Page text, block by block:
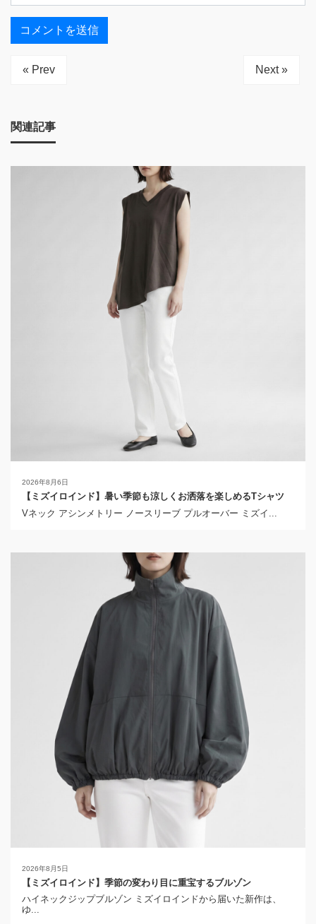
« Prev Next »
関連記事
2026年8月6日
【ミズイロインド】暑い季節も涼しくお洒落を楽しめるTシャツ
Vネック アシンメトリー ノースリーブ プルオーバー ミズイ...
2026年8月5日
【ミズイロインド】季節の変わり目に重宝するブルゾン
ハイネックジップブルゾン ミズイロインドから届いた新作は、
ゆ...